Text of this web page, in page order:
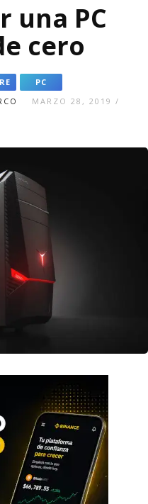
una PC
cero
PC
MARZO 28, 2019 /